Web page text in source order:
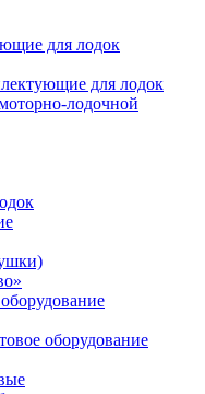
для лодок
для лодок
лодочной
оборудование